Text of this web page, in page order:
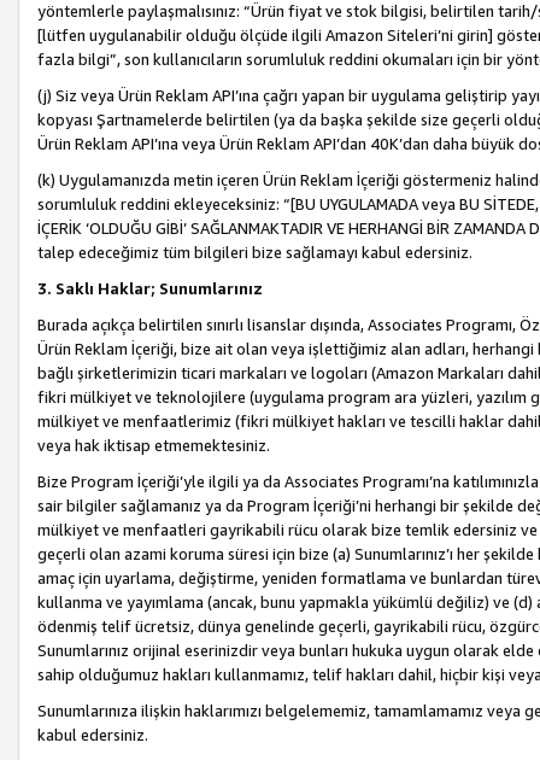
yöntemlerle paylaşmalısınız: “Ürün fiyat ve stok bilgisi, belirtilen
[lütfen uygulanabilir olduğu ölçüde ilgili Amazon Siteleri’ni girin]
fazla bilgi”, son kullanıcıların sorumluluk reddini okumaları için bir
(j) Siz veya Ürün Reklam API’ına çağrı yapan bir uygulama geliştirip
kopyası Şartnamelerde belirtilen (ya da başka şekilde size geçerli
Ürün Reklam API’ına veya Ürün Reklam API’dan 40K’dan daha büyük
(k) Uygulamanızda metin içeren Ürün Reklam İçeriği göstermeniz
sorumluluk reddini ekleyeceksiniz: “[BU UYGULAMADA veya BU SİTEDE,
İÇERİK ‘OLDUĞU GİBİ’ SAĞLANMAKTADIR VE HERHANGİ BİR
talep edeceğimiz tüm bilgileri bize sağlamayı kabul edersiniz.
3. Saklı Haklar; Sunumlarınız
Burada açıkça belirtilen sınırlı lisanslar dışında, Associates Programı,
Ürün Reklam İçeriği, bize ait olan veya işlettiğimiz alan adları,
bağlı şirketlerimizin ticari markaları ve logoları (Amazon Markaları
fikri mülkiyet ve teknolojilere (uygulama program ara yüzleri,
mülkiyet ve menfaatlerimiz (fikri mülkiyet hakları ve tescilli haklar
veya hak iktisap etmemektesiniz.
Bize Program İçeriği’yle ilgili ya da Associates Programı’na
sair bilgiler sağlamanız ya da Program İçeriği’ni herhangi bir şekilde
mülkiyet ve menfaatleri gayrikabili rücu olarak bize temlik edersiniz ve
geçerli olan azami koruma süresi için bize (a) Sunumlarınız’ı her
amaç için uyarlama, değiştirme, yeniden formatlama ve bunlardan türev
kullanma ve yayımlama (ancak, bunu yapmakla yükümlü değiliz) ve
ödenmiş telif ücretsiz, dünya genelinde geçerli, gayrikabili rücu,
Sunumlarınız orijinal eserinizdir veya bunları hukuka uygun olarak
sahip olduğumuz hakları kullanmamız, telif hakları dahil, hiçbir kişi
Sunumlarınıza ilişkin haklarımızı belgelememiz, tamamlamamız
kabul edersiniz.